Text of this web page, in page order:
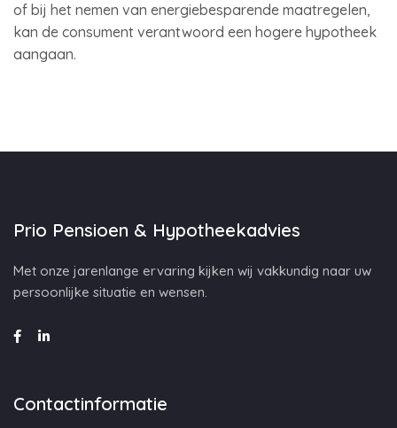
of bij het nemen van energiebesparende maatregelen,
kan de consument verantwoord een hogere hypotheek
aangaan.
Prio Pensioen & Hypotheekadvies
Met onze jarenlange ervaring kijken wij vakkundig naar uw
persoonlijke situatie en wensen.
Contactinformatie